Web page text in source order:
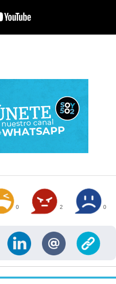
0 2 0